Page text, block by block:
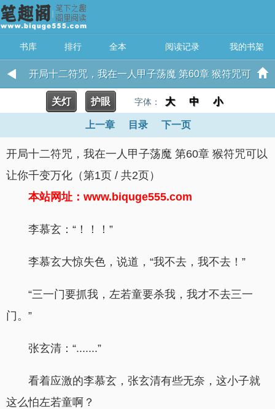
书库 排行 全本 阅读记录 我的书架
开局十二符咒，我在一人甲子荡魔 第60章 猴符咒可
以让你千变万化
关灯 护眼 字体： 大 中 小
上一章 目录 下一页
开局十二符咒，我在一人甲子荡魔 第60章 猴符咒可以
让你千变万化（第1页 / 共2页）
本站网址：www.biquge555.com
李慕玄：“！！！”
李慕玄大惊失色，说道，“我不去，我不去！”
“三一门要抓我，左若童要杀我，我才不去三一
门。”
张玄清：“.......”
看着应激的李慕玄，张玄清有些无奈，这小子就
这么怕左若童啊？